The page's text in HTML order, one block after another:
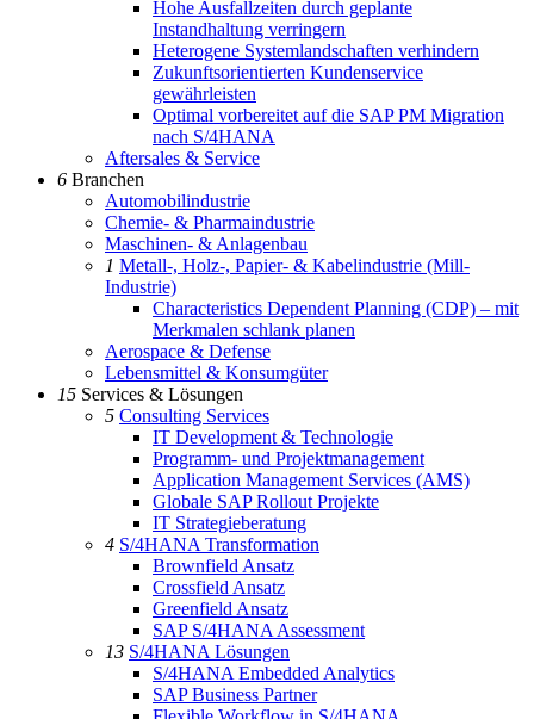
Hohe Ausfallzeiten durch geplante
Instandhaltung verringern
Heterogene Systemlandschaften verhindern
Zukunftsorientierten Kundenservice
gewährleisten
Optimal vorbereitet auf die SAP PM Migration
nach S/4HANA
Aftersales & Service
6 Branchen
Automobilindustrie
Chemie- & Pharmaindustrie
Maschinen- & Anlagenbau
1 Metall-, Holz-, Papier- & Kabelindustrie (Mill-
Industrie)
Characteristics Dependent Planning (CDP) – mit
Merkmalen schlank planen
Aerospace & Defense
Lebensmittel & Konsumgüter
15 Services & Lösungen
5 Consulting Services
IT Development & Technologie
Programm- und Projektmanagement
Application Management Services (AMS)
Globale SAP Rollout Projekte
IT Strategieberatung
4 S/4HANA Transformation
Brownfield Ansatz
Crossfield Ansatz
Greenfield Ansatz
SAP S/4HANA Assessment
13 S/4HANA Lösungen
S/4HANA Embedded Analytics
SAP Business Partner